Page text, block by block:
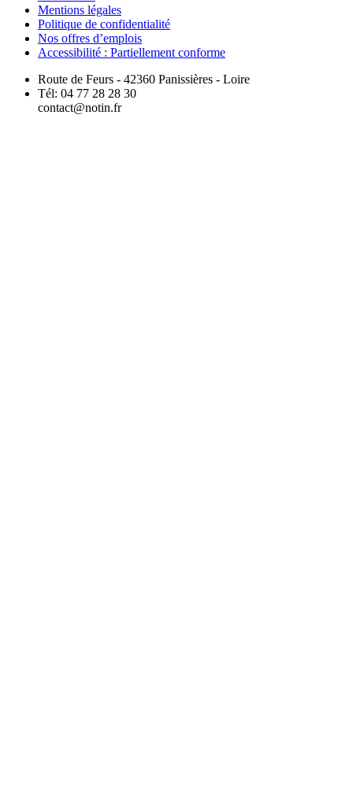
Mentions légales
Politique de confidentialité
Nos offres d’emplois
Accessibilité : Partiellement conforme
Route de Feurs - 42360 Panissières - Loire
Tél: 04 77 28 28 30
contact@notin.fr